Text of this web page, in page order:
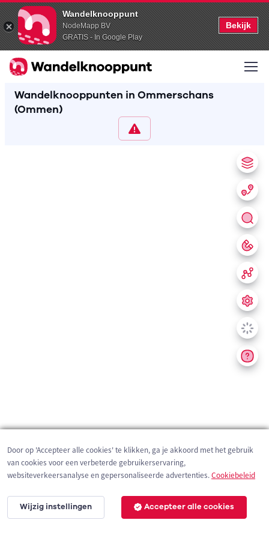
Wandelknooppunt
NodeMapp BV
GRATIS - In Google Play
Bekijk
Wandelknooppunten in Ommerschans
(Ommen)
200 m
Door op 'Accepteer alle cookies' te klikken, ga je akkoord met het gebruik
van cookies voor een verbeterde gebruikerservaring,
websiteverkeersanalyse en gepersonaliseerde advertenties.Cookiebeleid
Wijzig instellingen Accepteer alle cookies